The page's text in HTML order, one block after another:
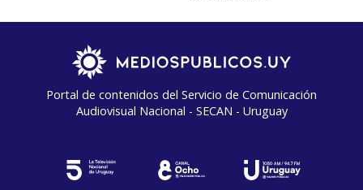
Portal de contenidos del Servicio de Comunicación
Audiovisual Nacional - SECAN - Uruguay